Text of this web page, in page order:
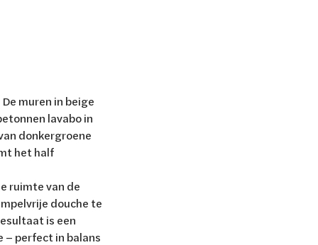
muren in beige
lavabo in
donkergroene
het half
ruimte van de
douche te
is een
– perfect in balans